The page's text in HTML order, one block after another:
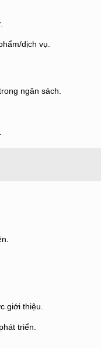
dịch vụ.
ngân sách.
giới thiệu.
triển.